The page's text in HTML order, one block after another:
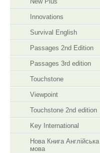
Innovations
Survival English
Passages 2nd Edition
Passages 3rd edition
Touchstone
Viewpoint
Touchstone 2nd edition
Key International
Нова Книга Англійська
мова